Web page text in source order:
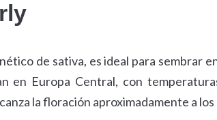
de sativa, es ideal para sembrar
en Europa Central, con
la floración aproximadamente a